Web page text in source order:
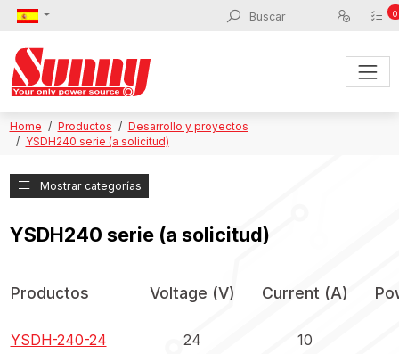
0
Home Productos
Desarrollo y proyectos
YSDH240 serie (a solicitud)
Mostrar categorías
YSDH240 serie (a solicitud)
Productos Voltage (V) Current (A)
YSDH-240-24 24
10